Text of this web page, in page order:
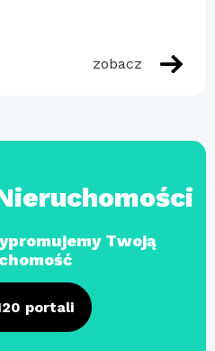
zobacz
Twoją
portali